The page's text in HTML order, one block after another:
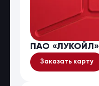
ПАО
Заказать карту